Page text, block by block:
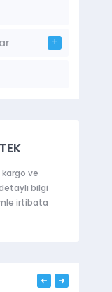
kargo ve
bilgi
irtibata